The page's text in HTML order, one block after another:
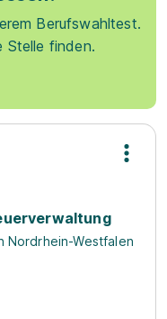
Berufswahltest.
Stelle finden.
Nordrhein-Westfalen